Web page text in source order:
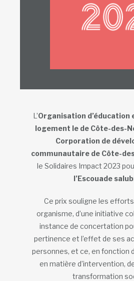
L’Organisation d’éducation
logement le de Côte-des-
Corporation de
communautaire de Côte-
le Solidaires Impact 2023
l’Escouade
Ce prix souligne les efforts
organisme, d’une initiative
instance de concertation
pertinence et l’effet de ses
personnes, et ce, en fonction
en matière d’intervention,
transformation